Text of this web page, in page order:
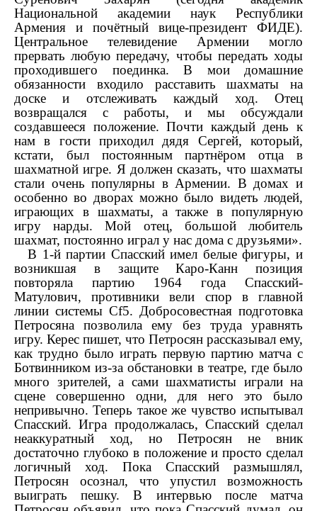
Национальной академии наук Республики
Армения и почётный вице-президент ФИДЕ).
Центральное телевидение Армении могло
прервать любую передачу, чтобы передать ходы
проходившего поединка. В мои домашние
обязанности входило расставить шахматы на
доске и отслеживать каждый ход. Отец
возвращался с работы, и мы обсуждали
создавшееся положение. Почти каждый день к
нам в гости приходил дядя Сергей, который,
кстати, был постоянным партнёром отца в
шахматной игре. Я должен сказать, что шахматы
стали очень популярны в Армении. В домах и
особенно во дворах можно было видеть людей,
играющих в шахматы, а также в популярную
игру нарды. Мой отец, большой любитель
шахмат, постоянно играл у нас дома с друзьями».
В 1-й партии Спасский имел белые фигуры, и
возникшая в защите Каро-Канн позиция
повторяла партию 1964 года Спасский-
Матулович, противники вели спор в главной
линии системы Сf5. Добросовестная подготовка
Петросяна позволила ему без труда уравнять
игру. Керес пишет, что Петросян рассказывал ему,
как трудно было играть первую партию матча с
Ботвинником из-за обстановки в театре, где было
много зрителей, а сами шахматисты играли на
сцене совершенно одни, для него это было
непривычно. Теперь такое же чувство испытывал
Спасский. Игра продолжалась, Спасский сделал
неаккуратный ход, но Петросян не вник
достаточно глубоко в положение и просто сделал
логичный ход. Пока Спасский размышлял,
Петросян осознал, что упустил возможность
выиграть пешку. В интервью после матча